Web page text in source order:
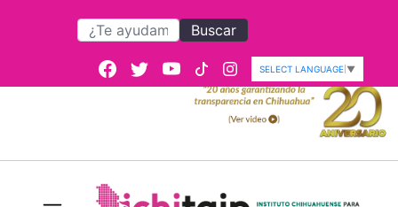
Buscar
SELECT LANGUAGE ▼